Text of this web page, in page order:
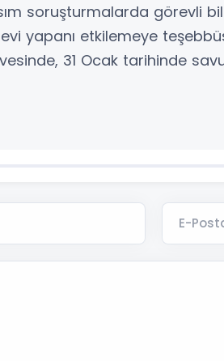
soruşturmalarda görevli
yapanı etkilemeye
31 Ocak tarihinde
E-